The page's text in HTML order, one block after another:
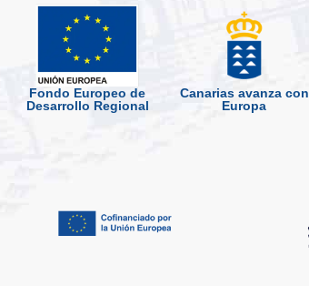
Fondo Europeo de
Desarrollo Regional
Canarias avanza con
Europa